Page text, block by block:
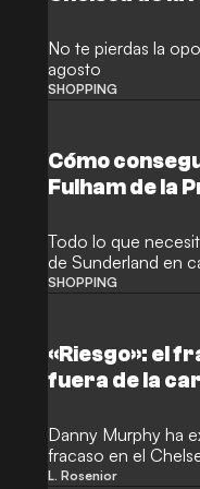
No te pierdas la
agosto
SHOPPING
Cómo
Fulham de la
Todo lo que
de Sunderland en
SHOPPING
«Riesgo»: el
fuera de la
Danny Murphy ha
fracaso en el
el Fulham le
L. Rosenior